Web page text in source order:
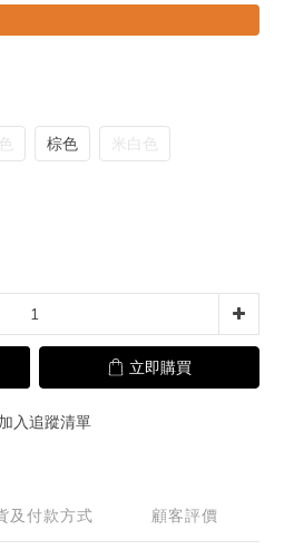
棕色 米白色
立即購買
加入追蹤清單
及付款方式 顧客評價